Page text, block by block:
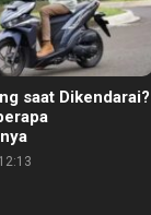
saat Dikendarai?